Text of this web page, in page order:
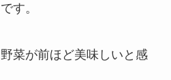
す。
菜が前ほど美味しいと感